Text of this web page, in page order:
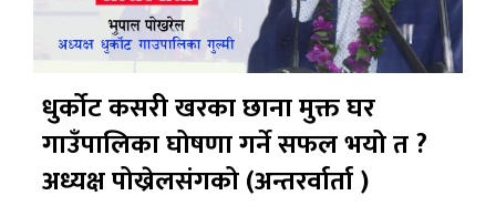
धुर्कोट कसरी खरका छाना मुक्त घर
गाउँपालिका घोषणा गर्ने सफल भयो त ?
अध्यक्ष पोख्रेलसंगको (अन्तरर्वार्ता )